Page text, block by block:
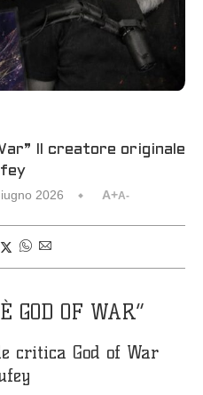
Il creatore originale
2026 A+A-
GOD OF WAR”
critica God of War